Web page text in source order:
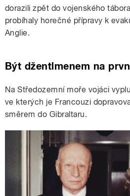
dorazili zpět do vojenského
probíhaly horečné přípravy k
Anglie.
Být džentlmenem na
Na Středozemní moře vojáci
ve kterých je Francouzi
směrem do Gibraltaru.